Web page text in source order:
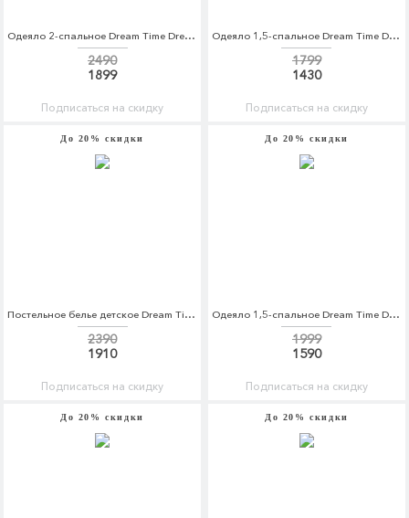
Одеяло 2-спальное Dream Time Dream Time MP002XU0DWWN
2490
1899
Подписаться на скидку
Одеяло 1,5-спальное Dream Time Dream Time MP002XU0DZ64
1799
1430
Подписаться на скидку
До 20% скидки
Постельное белье детское Dream Time Dream Time MP002XC005UQ
2390
1910
Подписаться на скидку
До 20% скидки
Одеяло 1,5-спальное Dream Time Dream Time MP002XU0DZ6B
1999
1590
Подписаться на скидку
До 20% скидки До 20% скидки